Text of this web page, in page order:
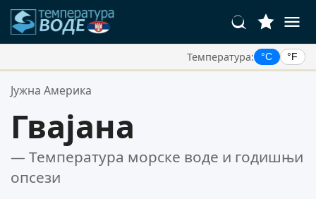
Температура: °C °F
Ваше Омиљене Локације:
Јужна Америка
Гвајана
— Температура морске воде и годишњи
опсези